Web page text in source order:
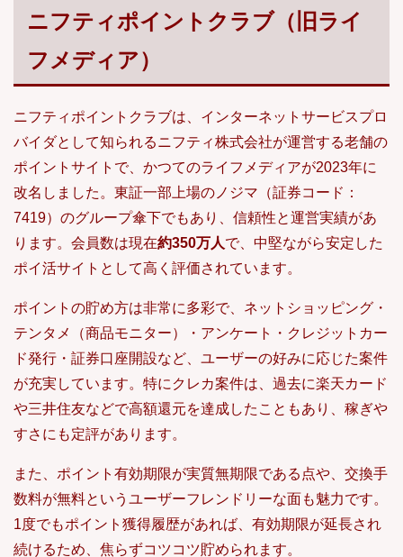
ニフティポイントクラブ（旧ライ
フメディア）
ニフティポイントクラブは、インターネットサービスプロ
バイダとして知られるニフティ株式会社が運営する老舗の
ポイントサイトで、かつてのライフメディアが2023年に
改名しました。東証一部上場のノジマ（証券コード：
7419）のグループ傘下でもあり、信頼性と運営実績があ
ります。会員数は現在約350万人で、中堅ながら安定した
ポイ活サイトとして高く評価されています。
ポイントの貯め方は非常に多彩で、ネットショッピング・
テンタメ（商品モニター）・アンケート・クレジットカー
ド発行・証券口座開設など、ユーザーの好みに応じた案件
が充実しています。特にクレカ案件は、過去に楽天カード
や三井住友などで高額還元を達成したこともあり、稼ぎや
すさにも定評があります。
また、ポイント有効期限が実質無期限である点や、交換手
数料が無料というユーザーフレンドリーな面も魅力です。
1度でもポイント獲得履歴があれば、有効期限が延長され
続けるため、焦らずコツコツ貯められます。